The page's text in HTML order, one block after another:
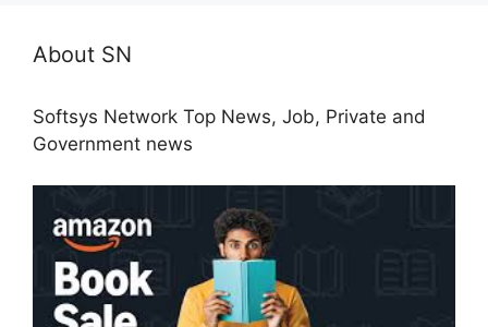
About SN
Softsys Network Top News, Job, Private and
Government news